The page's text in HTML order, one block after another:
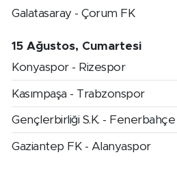
Galatasaray - Çorum FK
15 Ağustos, Cumartesi
Konyaspor - Rizespor
Kasımpaşa - Trabzonspor
Gençlerbirliği S.K. - Fenerbahçe
Gaziantep FK - Alanyaspor